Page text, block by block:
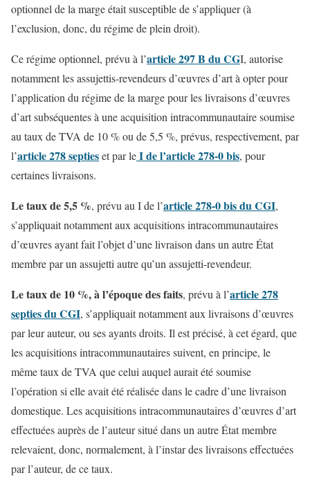
optionnel de la marge était susceptible de s’appliquer (à
l’exclusion, donc, du régime de plein droit).
Ce régime optionnel, prévu à l’article 297 B du CGI, autorise
notamment les assujettis-revendeurs d’œuvres d’art à opter pour
l’application du régime de la marge pour les livraisons d’œuvres
d’art subséquentes à une acquisition intracommunautaire soumise
au taux de TVA de 10 % ou de 5,5 %, prévus, respectivement, par
l’article 278 septieset par leI de l’article 278-0 bis, pour
certaines livraisons.
Le taux de 5,5 %, prévu au I de l’article 278-0 bis du CGI,
s’appliquait notamment aux acquisitions intracommunautaires
d’œuvres ayant fait l’objet d’une livraison dans un autre État
membre par un assujetti autre qu’un assujetti-revendeur.
Le taux de 10 %, à l’époque des faits, prévu à l’article 278
septies du CGI, s’appliquait notamment aux livraisons d’œuvres
par leur auteur, ou ses ayants droits. Il est précisé, à cet égard, que
les acquisitions intracommunautaires suivent, en principe, le
même taux de TVA que celui auquel aurait été soumise
l’opération si elle avait été réalisée dans le cadre d’une livraison
domestique. Les acquisitions intracommunautaires d’œuvres d’art
effectuées auprès de l’auteur situé dans un autre État membre
relevaient, donc, normalement, à l’instar des livraisons effectuées
par l’auteur, de ce taux.